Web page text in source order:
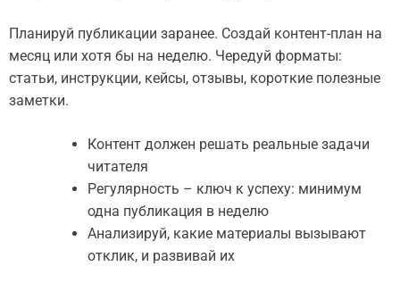
Планируй публикации заранее. Создай контент-план на
месяц или хотя бы на неделю. Чередуй форматы:
статьи, инструкции, кейсы, отзывы, короткие полезные
заметки.
Контент должен решать реальные задачи
читателя
Регулярность – ключ к успеху: минимум
одна публикация в неделю
Анализируй, какие материалы вызывают
отклик, и развивай их